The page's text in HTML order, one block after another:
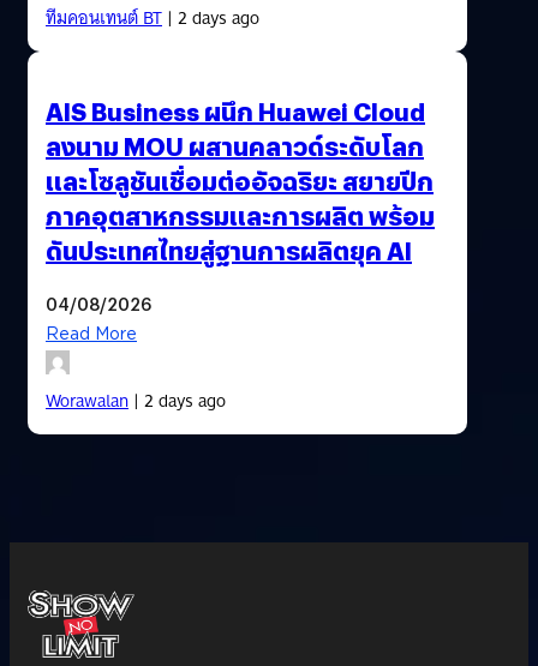
ทีมคอนเทนต์ BT| 2 days ago
AIS Business ผนึก Huawei Cloud
ลงนาม MOU ผสานคลาวด์ระดับโลก
และโซลูชันเชื่อมต่ออัจฉริยะ สยายปีก
ภาคอุตสาหกรรมและการผลิต พร้อม
ดันประเทศไทยสู่ฐานการผลิตยุค AI
04/08/2026
Read More
Worawalan| 2 days ago